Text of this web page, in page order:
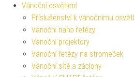
Vánoční osvětlení
Příslušenství k vánočnímu
Vánoční nano řetězy
Vánoční projektory
Vánoční řetězy na stromeček
Vánoční sítě a záclony